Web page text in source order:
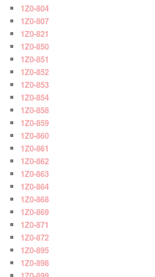
1Z0-804
1Z0-807
1Z0-821
1Z0-850
1Z0-851
1Z0-852
1Z0-853
1Z0-854
1Z0-858
1Z0-859
1Z0-860
1Z0-861
1Z0-862
1Z0-863
1Z0-864
1Z0-868
1Z0-869
1Z0-871
1Z0-872
1Z0-895
1Z0-898